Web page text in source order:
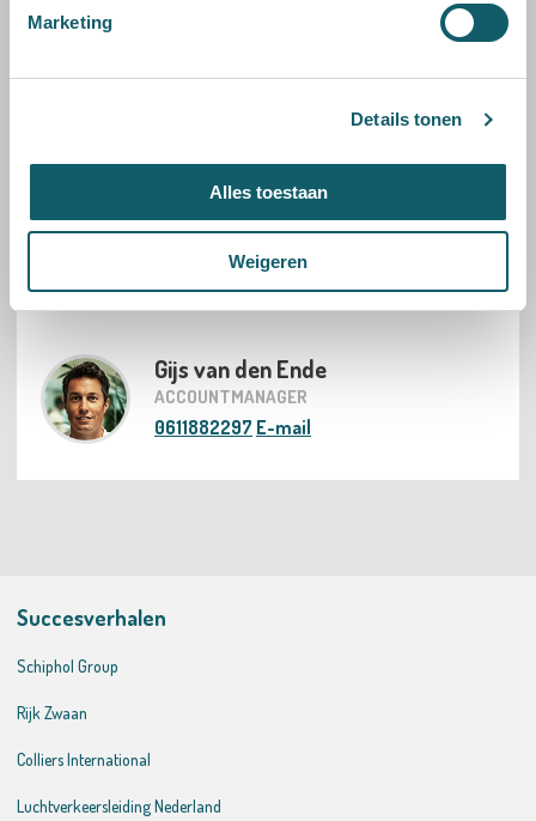
Marketing
Details tonen
Alles toestaan
Weigeren
SALES MANAGER
Saskia Koehler
ACCOUNTMANAGER
0657563628E-mail
Gijs van den Ende
ACCOUNTMANAGER
0611882297 E-mail
Succesverhalen
Schiphol Group
Rijk Zwaan
Colliers International
Luchtverkeersleiding Nederland